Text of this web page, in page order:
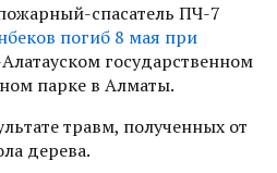
спасатель ПЧ-7
погиб 8 мая при
государственном
парке в Алматы.
травм, полученных от
дерева.